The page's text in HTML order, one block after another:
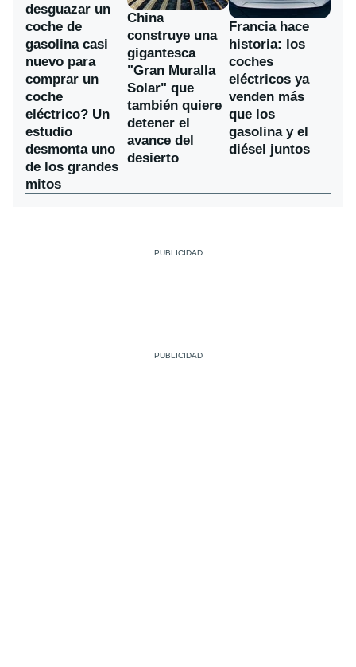
desguazar un
coche de
gasolina casi
nuevo para
comprar un
coche
eléctrico? Un
estudio
desmonta uno
de los grandes
mitos
China
construye una
gigantesca
"Gran Muralla
Solar" que
también quiere
detener el
avance del
desierto
Francia hace
historia: los
coches
eléctricos ya
venden más
que los
gasolina y el
diésel juntos